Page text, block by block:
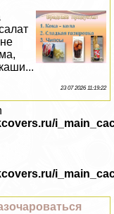
23 07 2026 11:19:22